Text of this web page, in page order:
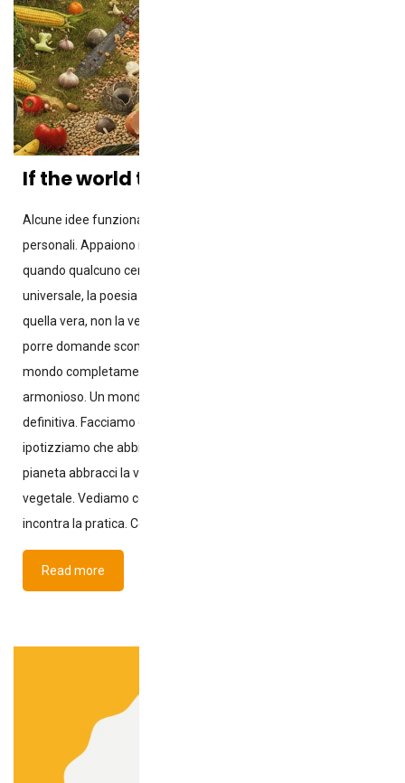
If the world truly went vegan
Alcune idee funzionano splendidamente come scelte
personali. Appaiono nobili, coerenti, persino poetiche. Ma
quando qualcuno cerca di trasformarle in un modello
universale, la poesia vacilla, la coerenza si incrina e la realtà –
quella vera, non la versione da poster motivazionale – inizia a
porre domande scomode. Tra queste idee c’è la visione di un
mondo completamente vegano: pulito, etico, sostenibile,
armonioso. Un mondo che, sulla carta, sembra la soluzione
definitiva. Facciamo quindi un esperimento mentale:
ipotizziamo che abbiano ragione. Immaginiamo che l’intero
pianeta abbracci la via dell’alimentazione esclusivamente
vegetale. Vediamo cosa succede davvero quando la teoria
incontra la pratica. Conseguenze,
Read more